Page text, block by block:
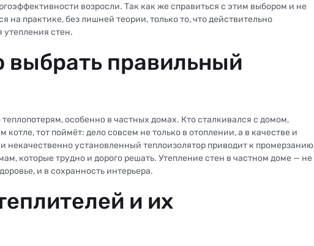
возросли. Так как же справиться с этим выбором и не
на практике, без лишней теории, только то, что действительно
утепления стен.
выбрать правильный
особенно в частных домах. Кто сталкивался с домом,
тот поймёт: дело совсем не только в отоплении, а в качестве и
некачественно установленный теплоизолятор приводит к промерзанию
которые трудно и дорого решать. Утепление стен в частном доме — не
и в сохранность интерьера.
и их